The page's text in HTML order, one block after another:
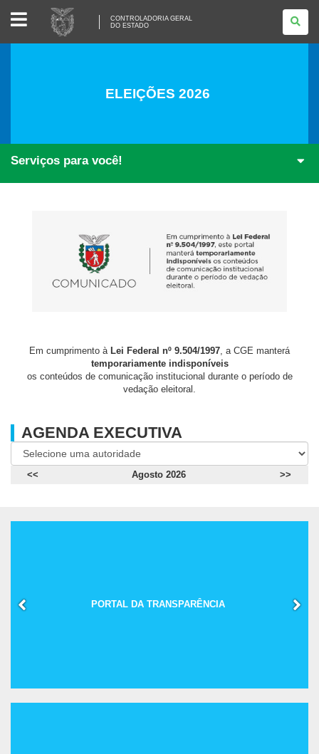
CONTROLADORIA
GERAL
DO
ESTADO
CONTROLADORIA GERAL
DO ESTADO
ELEIÇÕES 2026
Serviços para você!
Em cumprimento à Lei Federal nº 9.504/1997 , a CGE manterá
temporariamente indisponíveis
os conteúdos de comunicação institucional durante o período de
vedação eleitoral.
AGENDA EXECUTIVA
<< Agosto 2026 >>
PORTAL DA TRANSPARÊNCIA